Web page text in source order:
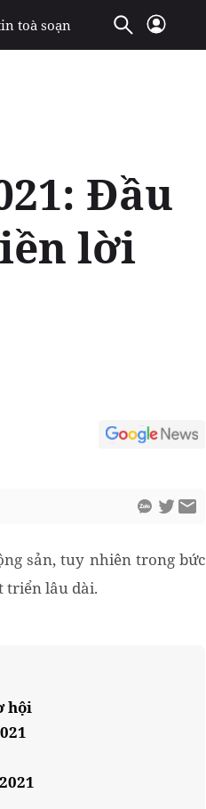
toà soạn
Đầu
lời
sản, tuy nhiên trong bức
triển lâu dài.
hội